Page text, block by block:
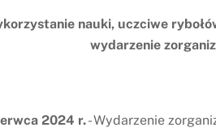
nauki, uczciwe
wydarzenie
2024 r.- Wydarzenie